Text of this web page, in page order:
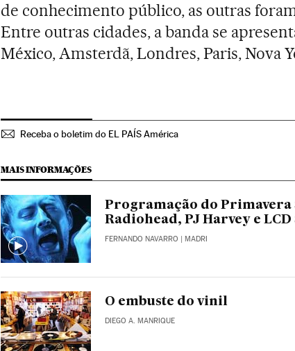
de conhecimento público, as outras
Entre outras cidades, a banda se
México, Amsterdã, Londres, Paris, Nova
Receba o boletim do EL PAÍS América
MAIS INFORMAÇÕES
Programação do Primavera
Radiohead, PJ Harvey e
FERNANDO NAVARRO | MADRI
O embuste do vinil
DIEGO A. MANRIQUE